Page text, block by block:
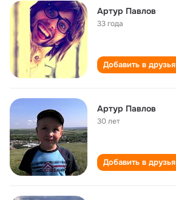
Артур Павлов
33 года
Добавить в друзья
Артур Павлов
30 лет
Добавить в друзья